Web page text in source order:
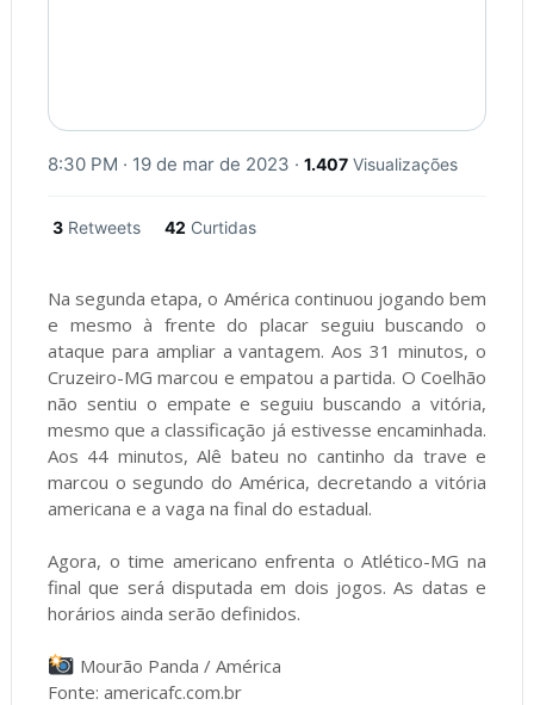
8:30 PM · 19 de mar de 2023 · 1.407 Visualizações
3 Retweets 42 Curtidas
Na segunda etapa, o América continuou jogando bem
e mesmo à frente do placar seguiu buscando o
ataque para ampliar a vantagem. Aos 31 minutos, o
Cruzeiro-MG marcou e empatou a partida. O Coelhão
não sentiu o empate e seguiu buscando a vitória,
mesmo que a classificação já estivesse encaminhada.
Aos 44 minutos, Alê bateu no cantinho da trave e
marcou o segundo do América, decretando a vitória
americana e a vaga na final do estadual.
Agora, o time americano enfrenta o Atlético-MG na
final que será disputada em dois jogos. As datas e
horários ainda serão definidos.
Mourão Panda / América
Fonte: americafc.com.br